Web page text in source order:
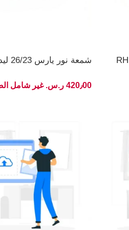
شمعة نور يارس 26/23 ليد LH -XWA
420٫00 ر.س.‏ غير شامل الضريبة